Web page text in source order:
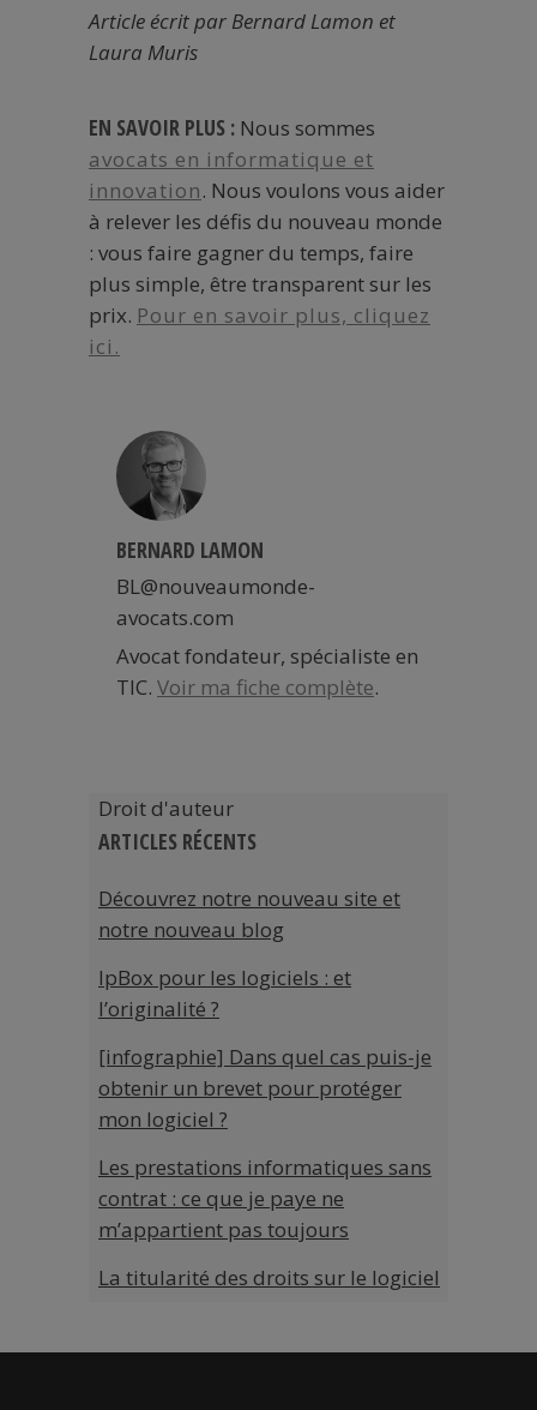
Article écrit par Bernard Lamon et
Laura Muris
EN SAVOIR PLUS : Nous sommes
avocats en informatique et
innovation. Nous voulons vous aider
à relever les défis du nouveau monde
: vous faire gagner du temps, faire
plus simple, être transparent sur les
prix. Pour en savoir plus, cliquez
ici.
BERNARD LAMON
BL@nouveaumonde-
avocats.com
Avocat fondateur, spécialiste en
TIC. Voir ma fiche complète.
Droit d'auteur
ARTICLES RÉCENTS
Découvrez notre nouveau site et
notre nouveau blog
IpBox pour les logiciels : et
l’originalité ?
[infographie] Dans quel cas puis-je
obtenir un brevet pour protéger
mon logiciel ?
Les prestations informatiques sans
contrat : ce que je paye ne
m’appartient pas toujours
La titularité des droits sur le logiciel